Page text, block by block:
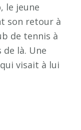
le jeune
son retour à
de tennis à
de là. Une
visait à lui